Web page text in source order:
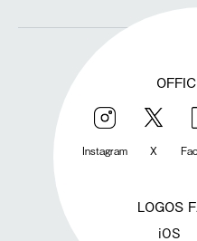
Instagram X
LOGOS
iOS